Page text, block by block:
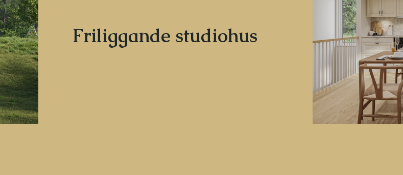
Friliggande studiohus